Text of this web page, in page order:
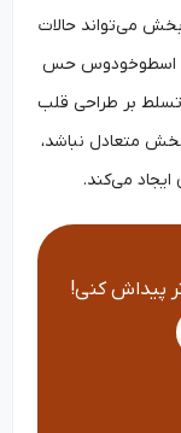
حالات
حس
بر طراحی قلب
نباشد،
می‌کند.
کنی!